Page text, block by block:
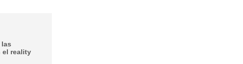
las
el reality